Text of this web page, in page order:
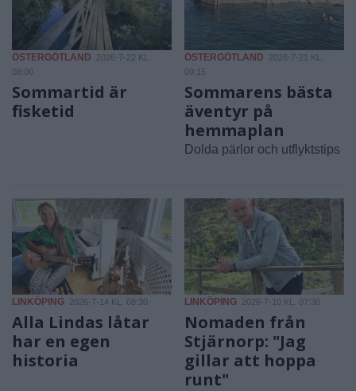
ÖSTERGÖTLAND
2026-7-22 KL.
08:00
Sommartid är
fisketid
ÖSTERGÖTLAND
2026-7-21 KL.
09:15
Sommarens bästa
äventyr på
hemmaplan
Dolda pärlor och utflyktstips
LINKÖPING 2026-7-14 KL. 08:30
Alla Lindas låtar
har en egen
historia
LINKÖPING 2026-7-10 KL. 07:30
Nomaden från
Stjärnorp: "Jag
gillar att hoppa
runt"